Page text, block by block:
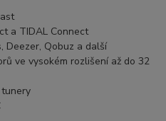
a TIDAL Connect
Deezer, Qobuz a další
ve vysokém rozlišení až do 32